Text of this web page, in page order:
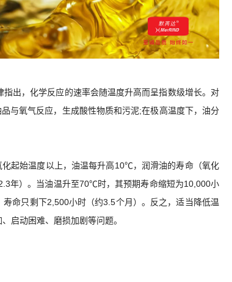
出，化学反应的速率会随温度升高而呈指数级增长。对
与氧气反应，生成酸性物质和污泥;在极高温度下，油分
起始温度以上，油温每升高10℃，润滑油的寿命（氧化
年）。当油温升至70℃时，其预期寿命缩短为10,000小
命只剩下2,500小时（约3.5个月）。反之，适当降低温
启动困难、磨损加剧等问题。